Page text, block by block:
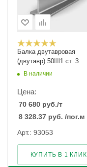
Балка двутавровая
(двутавр) 50Ш1 ст. 3
В наличии
Цена:
70 680 руб./т
8 328.37 руб. /пог.м
Арт.: 93053
КУПИТЬ В 1 КЛИК